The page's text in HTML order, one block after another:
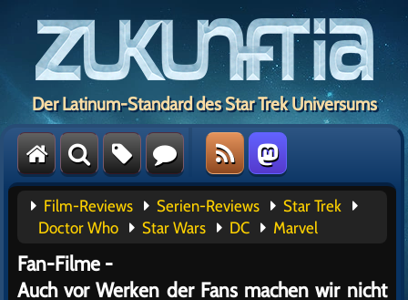
Der Latinum-Standard des Star Trek Universums
Film-Reviews Serien-Reviews
Star Trek
Doctor Who
Star Wars DC Marvel
Fan-Filme -
Auch vor Werken der Fans machen wir nicht